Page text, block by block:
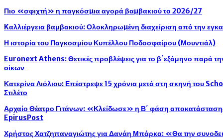
Πιο «σφιχτή» η παγκόσµια αγορά βαµβακιού το 2026/27
Kαλλιέργεια βαμβακιού: Ολοκληρωµένη διαχείριση από την
Η ιστορία του Παγκοσμίου Κυπέλλου Ποδοσφαίρου (Μουντιάλ)
Euronext Athens: Θετικές προβλέψεις για το β΄εξάμηνο παρά
οίκων
Κατερίνα Λιόλιου: Επέστρεψε 15 χρόνια μετά στη σκηνή του
Στιλέτο
Αρχαίο Θέατρο Γιτάνων: «Κλείδωσε» η Β΄ φάση
EpirusPost
Χρήστος Χατζηπαναγιώτης για Δανάη Μπάρκα: «Θα την